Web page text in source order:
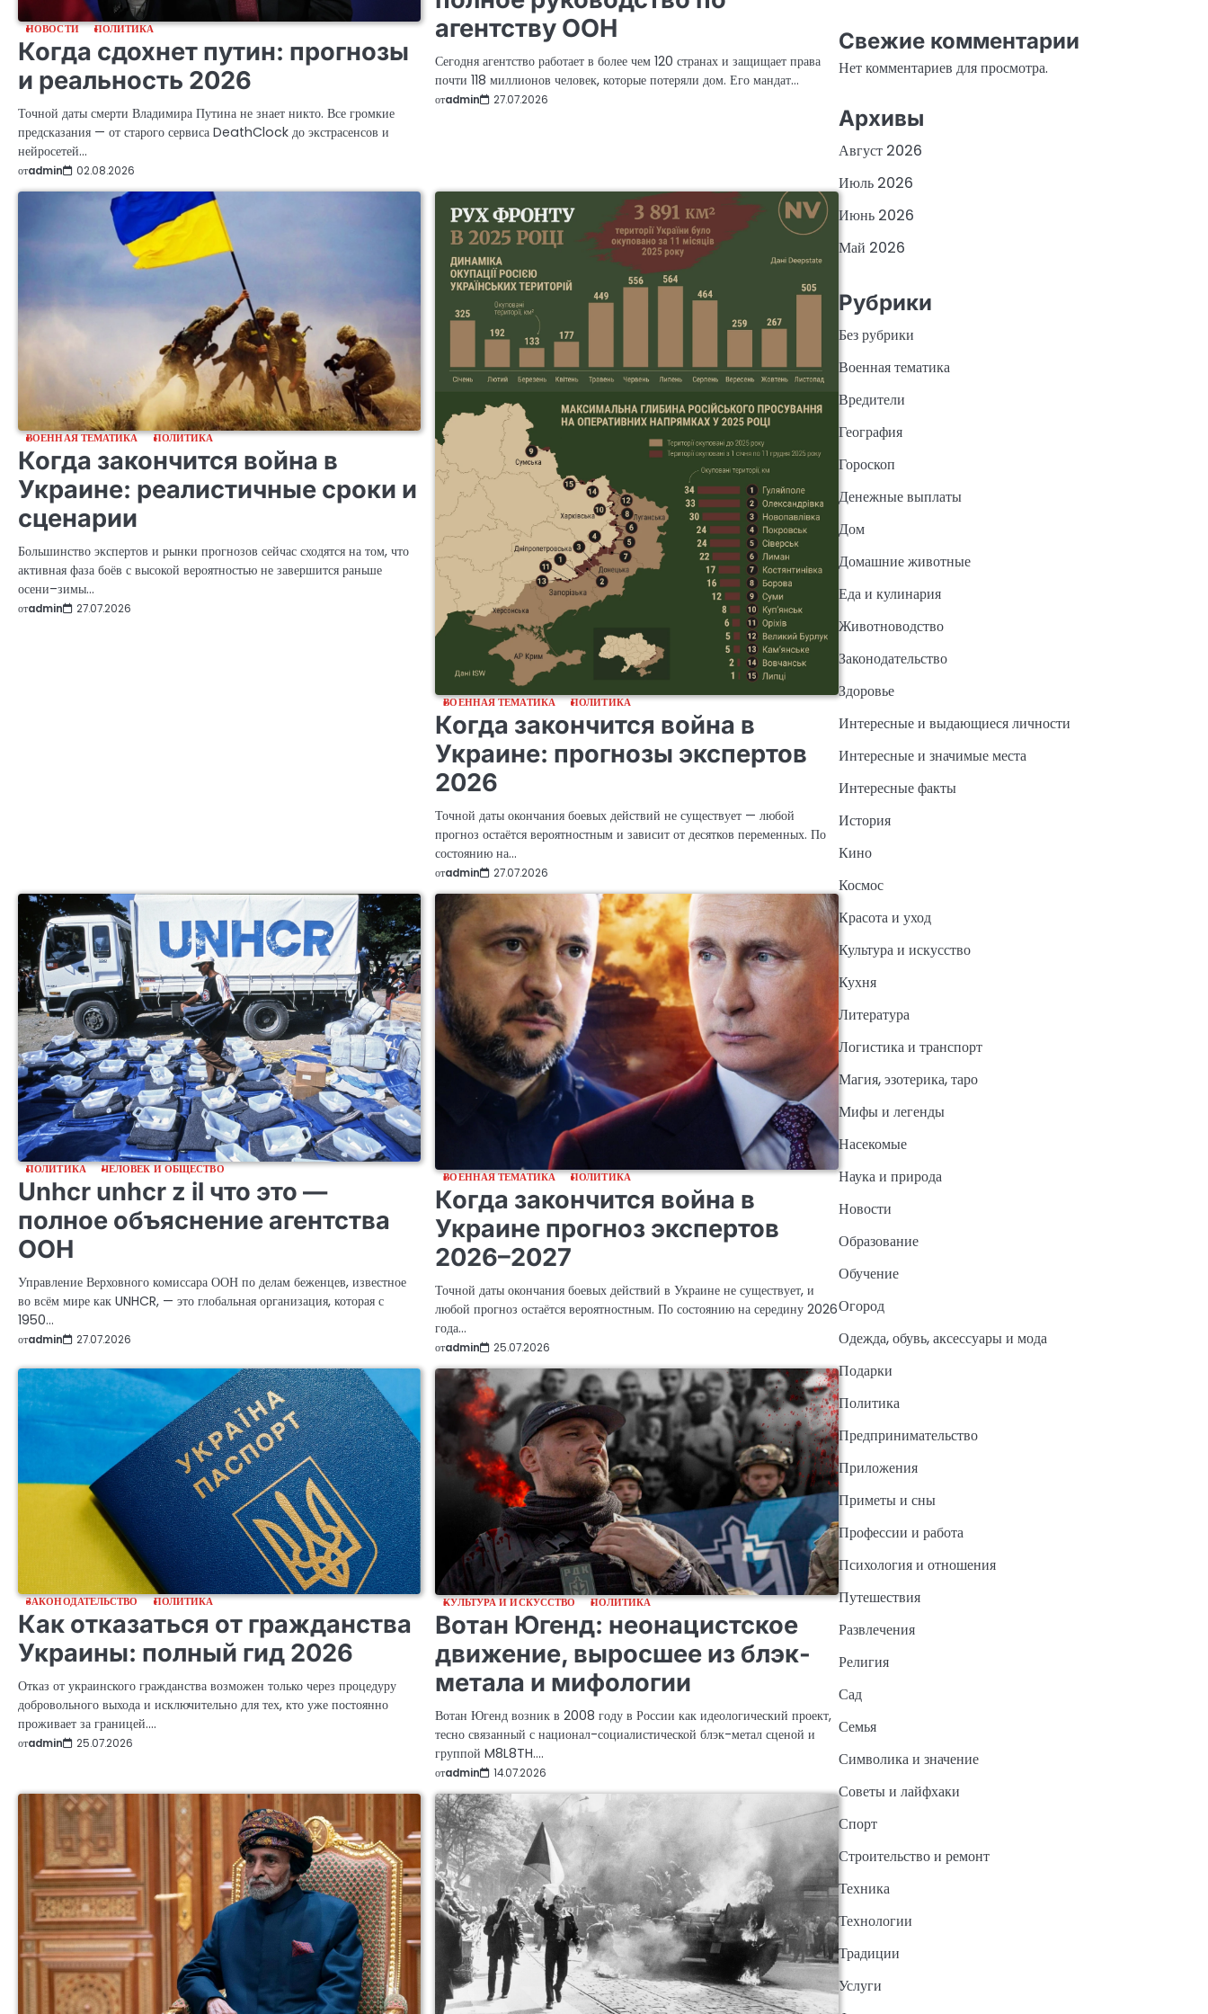
НОВОСТИ ПОЛИТИКА
Когда сдохнет путин: прогнозы
и реальность 2026
Точной даты смерти Владимира Путина не знает никто. Все громкие
предсказания — от старого сервиса DeathClock до экстрасенсов и
нейросетей…
отadmin 02.08.2026
агентству ООН
Сегодня агентство работает в более чем 120 странах и защищает права
почти 118 миллионов человек, которые потеряли дом. Его мандат…
отadmin 27.07.2026
ВОЕННАЯ ТЕМАТИКА ПОЛИТИКА
Когда закончится война в
Украине: реалистичные сроки и
сценарии
Большинство экспертов и рынки прогнозов сейчас сходятся на том, что
активная фаза боёв с высокой вероятностью не завершится раньше
осени–зимы…
отadmin 27.07.2026
ВОЕННАЯ ТЕМАТИКА ПОЛИТИКА
Когда закончится война в
Украине: прогнозы экспертов
2026
Точной даты окончания боевых действий не существует — любой
прогноз остаётся вероятностным и зависит от десятков переменных. По
состоянию на…
отadmin 27.07.2026
ПОЛИТИКА ЧЕЛОВЕК И ОБЩЕСТВО
Unhcr unhcr z il что это —
полное объяснение агентства
ООН
Управление Верховного комиссара ООН по делам беженцев, известное
во всём мире как UNHCR, — это глобальная организация, которая с
1950…
отadmin 27.07.2026
ВОЕННАЯ ТЕМАТИКА ПОЛИТИКА
Когда закончится война в
Украине прогноз экспертов
2026–2027
Точной даты окончания боевых действий в Украине не существует, и
любой прогноз остаётся вероятностным. По состоянию на середину 2026
года…
отadmin 25.07.2026
ЗАКОНОДАТЕЛЬСТВО ПОЛИТИКА
Как отказаться от гражданства
Украины: полный гид 2026
Отказ от украинского гражданства возможен только через процедуру
добровольного выхода и исключительно для тех, кто уже постоянно
проживает за границей.…
отadmin 25.07.2026
КУЛЬТУРА И ИСКУССТВО ПОЛИТИКА
Вотан Югенд: неонацистское
движение, выросшее из блэк-
метала и мифологии
Вотан Югенд возник в 2008 году в России как идеологический проект,
тесно связанный с национал-социалистической блэк-метал сценой и
группой M8L8TH.…
отadmin 14.07.2026
Свежие комментарии
Нет комментариев для просмотра.
Архивы
Август 2026
Июль 2026
Июнь 2026
Май 2026
Рубрики
Без рубрики
Военная тематика
Вредители
География
Гороскоп
Денежные выплаты
Дом
Домашние животные
Еда и кулинария
Животноводство
Законодательство
Здоровье
Интересные и выдающиеся личности
Интересные и значимые места
Интересные факты
История
Кино
Космос
Красота и уход
Культура и искусство
Кухня
Литература
Логистика и транспорт
Магия, эзотерика, таро
Мифы и легенды
Насекомые
Наука и природа
Новости
Образование
Обучение
Огород
Одежда, обувь, аксессуары и мода
Подарки
Политика
Предпринимательство
Приложения
Приметы и сны
Профессии и работа
Психология и отношения
Путешествия
Развлечения
Религия
Сад
Семья
Символика и значение
Советы и лайфхаки
Спорт
Строительство и ремонт
Техника
Технологии
Традиции
Услуги